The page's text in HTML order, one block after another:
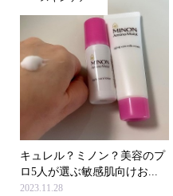
キュレル？ミノン？美容のプ
ロ5人が選ぶ敏感肌向けお...
2023.11.28